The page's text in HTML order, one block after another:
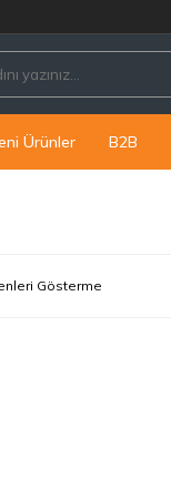
Ürünler B2B
Gösterme